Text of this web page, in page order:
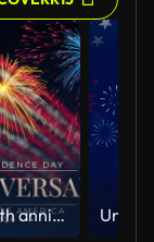
Banner 250th anniversary of the USA. 250 years of independence. 4th of july 2026 usa independence day, video greeting card. US flag fireworks on blue sky background. Fourth of july. 4k seamless loop